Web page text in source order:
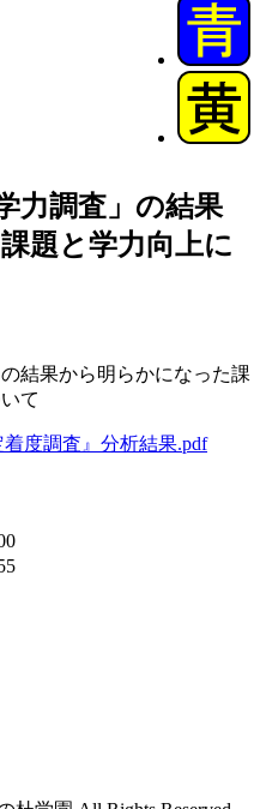
力調査」の結果
題と学力向上に
結果から明らかになった課
て
度調査』分析結果.pdf